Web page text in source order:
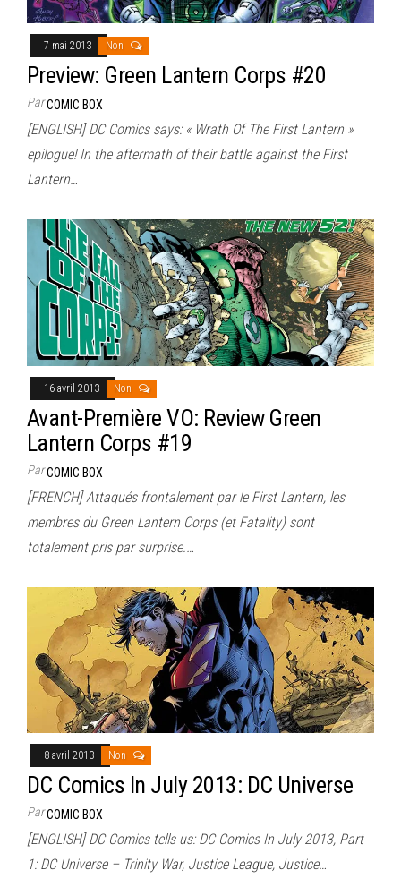
7 mai 2013 Non
Preview: Green Lantern Corps #20
ParCOMIC BOX
[ENGLISH] DC Comics says: « Wrath Of The First Lantern »
epilogue! In the aftermath of their battle against the First
Lantern…
16 avril 2013 Non
Avant-Première VO: Review Green
Lantern Corps #19
ParCOMIC BOX
[FRENCH] Attaqués frontalement par le First Lantern, les
membres du Green Lantern Corps (et Fatality) sont
totalement pris par surprise.…
8 avril 2013 Non
DC Comics In July 2013: DC Universe
ParCOMIC BOX
[ENGLISH] DC Comics tells us: DC Comics In July 2013, Part
1: DC Universe – Trinity War, Justice League, Justice…